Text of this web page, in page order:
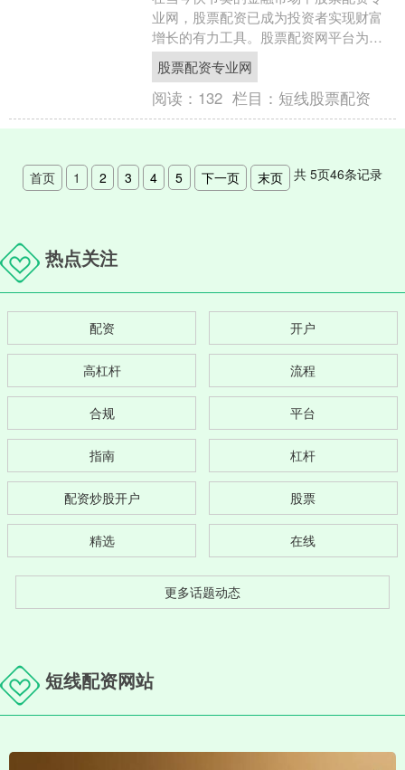
业网，股票配资已成为投资者实现财富
增长的有力工具。股票配资网平台为投
资者提供了一个便捷的平台，让他们可
以利用杠杆效应放大投资回....
股票配资专业网
阅读： 132 栏目： 短线股票配资
首页 1 2 3 4 5 下一页 末页 共5页46条记录
热点关注
配资 开户
高杠杆 流程
合规 平台
指南 杠杆
配资炒股开户 股票
精选 在线
更多话题动态
短线配资网站